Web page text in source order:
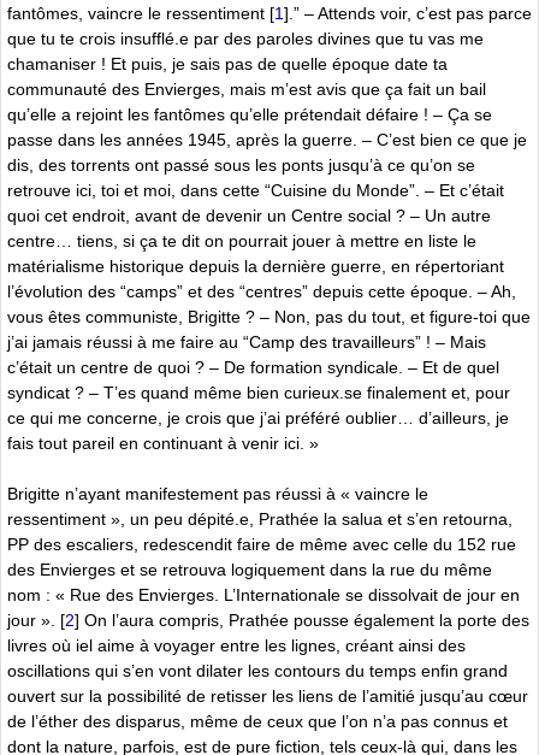
fantômes, vaincre le ressentiment [1] .” – Attends voir, c’est pas parce
que tu te crois insufflé.e par des paroles divines que tu vas me
chamaniser ! Et puis, je sais pas de quelle époque date ta
communauté des Envierges, mais m’est avis que ça fait un bail
qu’elle a rejoint les fantômes qu’elle prétendait défaire ! – Ça se
passe dans les années 1945, après la guerre. – C’est bien ce que je
dis, des torrents ont passé sous les ponts jusqu’à ce qu’on se
retrouve ici, toi et moi, dans cette “Cuisine du Monde”. – Et c’était
quoi cet endroit, avant de devenir un Centre social ? – Un autre
centre… tiens, si ça te dit on pourrait jouer à mettre en liste le
matérialisme historique depuis la dernière guerre, en répertoriant
l’évolution des “camps” et des “centres” depuis cette époque. – Ah,
vous êtes communiste, Brigitte ? – Non, pas du tout, et figure-toi que
j’ai jamais réussi à me faire au “Camp des travailleurs” ! – Mais
c’était un centre de quoi ? – De formation syndicale. – Et de quel
syndicat ? – T’es quand même bien curieux.se finalement et, pour
ce qui me concerne, je crois que j’ai préféré oublier… d’ailleurs, je
fais tout pareil en continuant à venir ici. »
Brigitte n’ayant manifestement pas réussi à « vaincre le
ressentiment », un peu dépité.e, Prathée la salua et s’en retourna,
PP des escaliers, redescendit faire de même avec celle du 152 rue
des Envierges et se retrouva logiquement dans la rue du même
nom : « Rue des Envierges. L’Internationale se dissolvait de jour en
jour ». [2] On l’aura compris, Prathée pousse également la porte des
livres où iel aime à voyager entre les lignes, créant ainsi des
oscillations qui s’en vont dilater les contours du temps enfin grand
ouvert sur la possibilité de retisser les liens de l’amitié jusqu’au cœur
de l’éther des disparus, même de ceux que l’on n’a pas connus et
dont la nature, parfois, est de pure fiction, tels ceux-là qui, dans les